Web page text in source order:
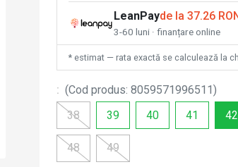
LeanPayde la 37.26
3-60 luni · finanțare online
* estimat — rata exactă se calculează la
: (Cod produs: 8059571996511 )
38
39 40 41 42
48 49